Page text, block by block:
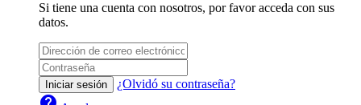
Si tiene una cuenta con nosotros, por favor acceda con sus
datos.
Iniciar sesión ¿Olvidó su contraseña?